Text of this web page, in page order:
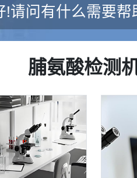
!请问有什么需要帮
脯氨酸检测